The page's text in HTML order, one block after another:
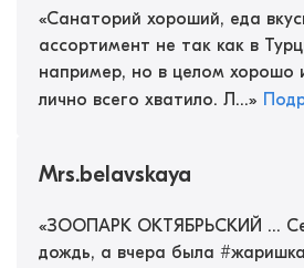
«Санаторий хороший, еда
ассортимент не так как в
например, но в целом хорошо
лично всего хватило. Л...»
Mrs.belavskaya
«ЗООПАРК ОКТЯБРЬСКИЙ ...
дождь, а вчера была